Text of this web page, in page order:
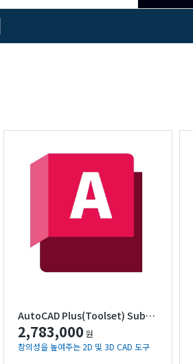
AutoCAD Plus(Toolset) Subscription (Single)
2,783,000 원
창의성을 높여주는 2D 및 3D CAD 도구